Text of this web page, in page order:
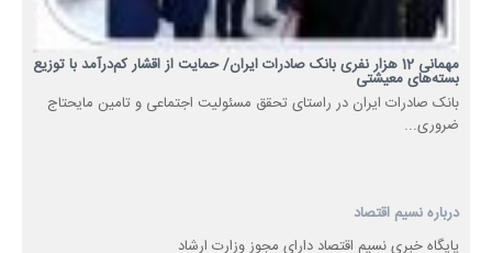
مهمانی 12 هزار نفری بانک صادرات ایران/ حمایت از اقشار کم‌درآمد با توزیع
بسته‌های معیشتی
​بانک صادرات ایران در راستای تحقق مسئولیت اجتماعی و تامین مایحتاج
ضروری...
درباره نسیم اقتصاد
پایگاه خبری نسیم اقتصاد دارای مجوز وزارت ارشاد